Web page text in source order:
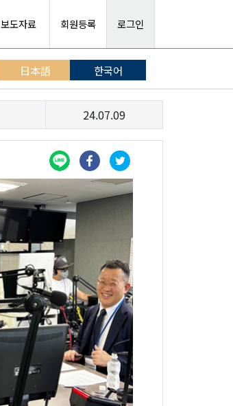
보도자료 회원등록 로그인
日本語 한국어
24.07.09